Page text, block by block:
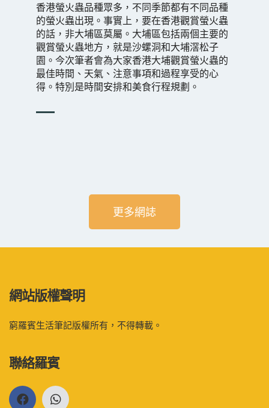
香港螢火蟲品種眾多，不同季節都有不同品種
的螢火蟲出現。事實上，要在香港觀賞螢火蟲
的話，非大埔區莫屬。大埔區包括兩個主要的
觀賞螢火蟲地方，就是沙螺洞和大埔滘松子
園。今次筆者會為大家香港大埔觀賞螢火蟲的
最佳時間、天氣、注意事項和過程享受的心
得。特別是時間安排和美食行程規劃。
更多網誌
網站版權聲明
窮羅賓生活筆記版權所有，不得轉載。
聯絡羅賓